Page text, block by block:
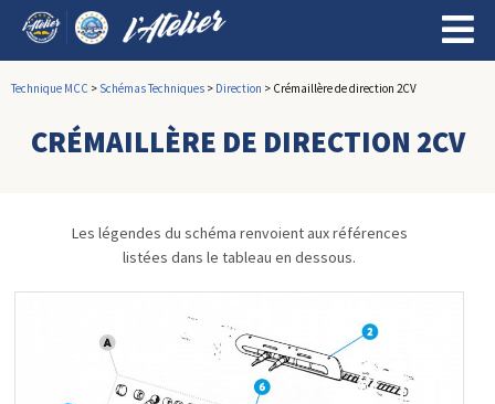
Technique MCC > Schémas Techniques > Direction > Crémaillère de direction 2CV
CRÉMAILLÈRE DE DIRECTION 2CV
Les légendes du schéma renvoient aux références
listées dans le tableau en dessous.